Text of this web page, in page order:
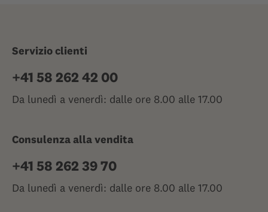
Servizio clienti
+41 58 262 42 00
Da lunedì a venerdì: dalle ore 8.00 alle 17.00
Consulenza alla vendita
+41 58 262 39 70
Da lunedì a venerdì: dalle ore 8.00 alle 17.00